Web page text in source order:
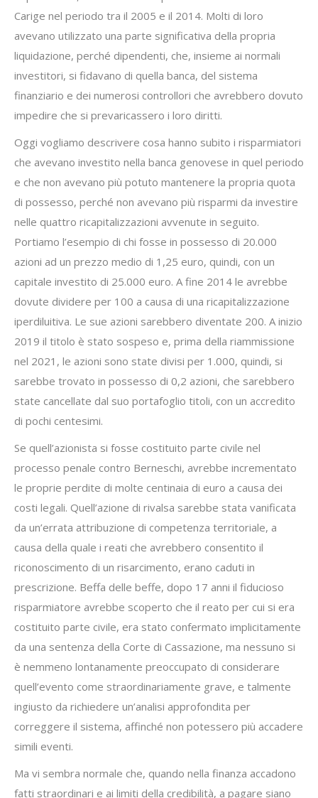
Carige nel periodo tra il 2005 e il 2014. Molti di loro
avevano utilizzato una parte significativa della propria
liquidazione, perché dipendenti, che, insieme ai normali
investitori, si fidavano di quella banca, del sistema
finanziario e dei numerosi controllori che avrebbero dovuto
impedire che si prevaricassero i loro diritti.
Oggi vogliamo descrivere cosa hanno subito i risparmiatori
che avevano investito nella banca genovese in quel periodo
e che non avevano più potuto mantenere la propria quota
di possesso, perché non avevano più risparmi da investire
nelle quattro ricapitalizzazioni avvenute in seguito.
Portiamo l’esempio di chi fosse in possesso di 20.000
azioni ad un prezzo medio di 1,25 euro, quindi, con un
capitale investito di 25.000 euro. A fine 2014 le avrebbe
dovute dividere per 100 a causa di una ricapitalizzazione
iperdiluitiva. Le sue azioni sarebbero diventate 200. A inizio
2019 il titolo è stato sospeso e, prima della riammissione
nel 2021, le azioni sono state divisi per 1.000, quindi, si
sarebbe trovato in possesso di 0,2 azioni, che sarebbero
state cancellate dal suo portafoglio titoli, con un accredito
di pochi centesimi.
Se quell’azionista si fosse costituito parte civile nel
processo penale contro Berneschi, avrebbe incrementato
le proprie perdite di molte centinaia di euro a causa dei
costi legali. Quell’azione di rivalsa sarebbe stata vanificata
da un’errata attribuzione di competenza territoriale, a
causa della quale i reati che avrebbero consentito il
riconoscimento di un risarcimento, erano caduti in
prescrizione. Beffa delle beffe, dopo 17 anni il fiducioso
risparmiatore avrebbe scoperto che il reato per cui si era
costituito parte civile, era stato confermato implicitamente
da una sentenza della Corte di Cassazione, ma nessuno si
è nemmeno lontanamente preoccupato di considerare
quell’evento come straordinariamente grave, e talmente
ingiusto da richiedere un’analisi approfondita per
correggere il sistema, affinché non potessero più accadere
simili eventi.
Ma vi sembra normale che, quando nella finanza accadono
fatti straordinari e ai limiti della credibilità, a pagare siano